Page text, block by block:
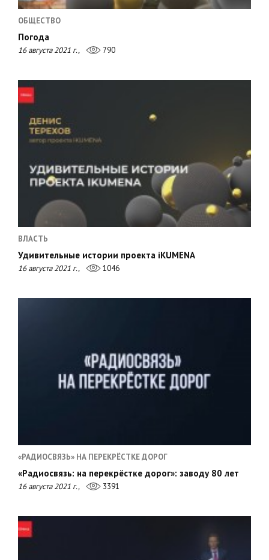
ОБЩЕСТВО
Погода
16 августа 2021 г., 790
ВЛАСТЬ
Удивительные истории проекта iKUMENA
16 августа 2021 г., 1046
«РАДИОСВЯЗЬ» НА ПЕРЕКРЁСТКЕ ДОРОГ
«Радиосвязь: на перекрёстке дорог»: заводу 80 лет
16 августа 2021 г., 3391